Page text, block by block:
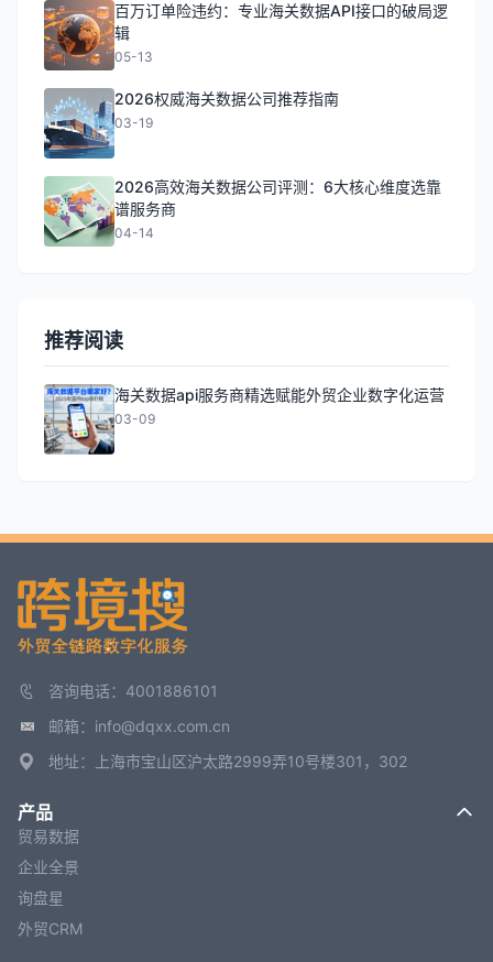
百万订单险违约：专业海关数据API接口的破局逻
辑
05-13
2026权威海关数据公司推荐指南
03-19
2026高效海关数据公司评测：6大核心维度选靠
谱服务商
04-14
推荐阅读
海关数据api服务商精选赋能外贸企业数字化运营
03-09
咨询电话：4001886101
邮箱：info@dqxx.com.cn
地址：上海市宝山区沪太路2999弄10号楼301，302
产品
贸易数据
企业全景
询盘星
外贸CRM